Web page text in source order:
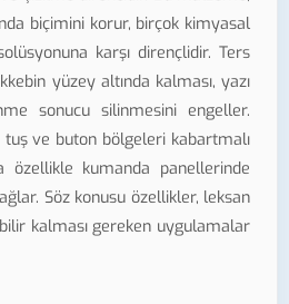
biçimini korur, birçok kimyasal
karşı dirençlidir. Ters
yüzey altında kalması, yazı
sonucu silinmesini engeller.
tuş ve buton bölgeleri kabartmalı
özellikle kumanda panellerinde
Söz konusu özellikler, leksan
kalması gereken uygulamalar